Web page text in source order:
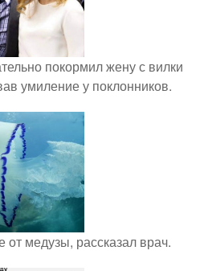
покормил жену с вилки
умиление у поклонников.
от медузы, рассказал врач.